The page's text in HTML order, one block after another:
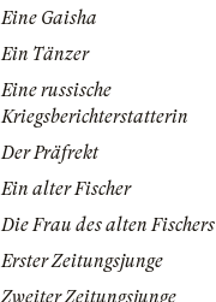
Eine Gaisha
Ein Tänzer
Eine russische
Kriegsberichterstatterin
Der Präfrekt
Ein alter Fischer
Die Frau des alten Fischers
Erster Zeitungsjunge
Zweiter Zeitungsjunge